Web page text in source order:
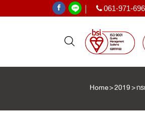
061-971-
Home>2019>ก